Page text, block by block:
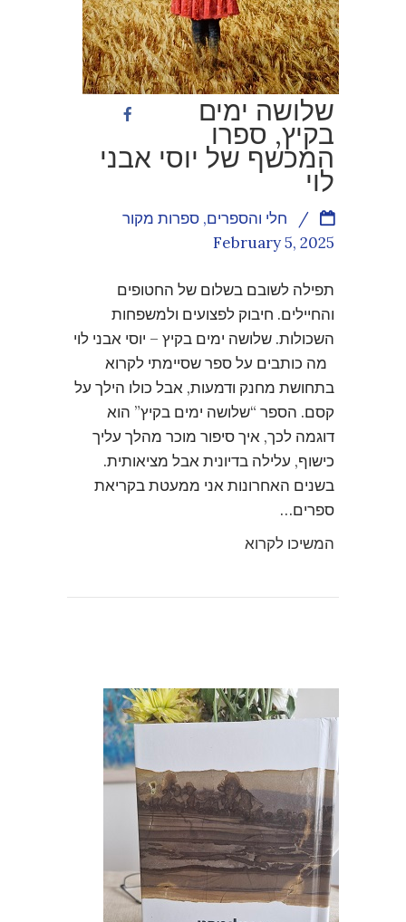
שלושה ימים
בקיץ, ספרו
המכשף של יוסי אבני
לוי
חלי והספרים, ספרות מקור
/
February 5, 2025
תפילה לשובם בשלום של החטופים
והחיילים. חיבוק לפצועים ולמשפחות
השכולות. שלושה ימים בקיץ – יוסי אבני לוי
מה כותבים על ספר שסיימתי לקרוא
בתחושת מחנק ודמעות, אבל כולו הילך על
קסם. הספר “שלושה ימים בקיץ” הוא
דוגמה לכך, איך סיפור מוכר מהלך עליך
כישוף, עלילה בדיונית אבל מציאותית.
בשנים האחרונות אני ממעטת בקריאת
ספרים…
המשיכו לקרוא